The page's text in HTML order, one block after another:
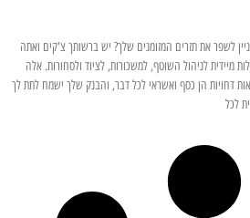
לשפר את תזרים המזומנים שלך? יש ברשותך צ'קים ואתה
מיידית לניהול השוטף, למשכורות, לציוד ולסחורות. אלה
להמתין לשוטף + 60. המחאות דחויות הן כסף ואשראי לכל דבר, והבנק שלך ישמח לתת לך
לכל